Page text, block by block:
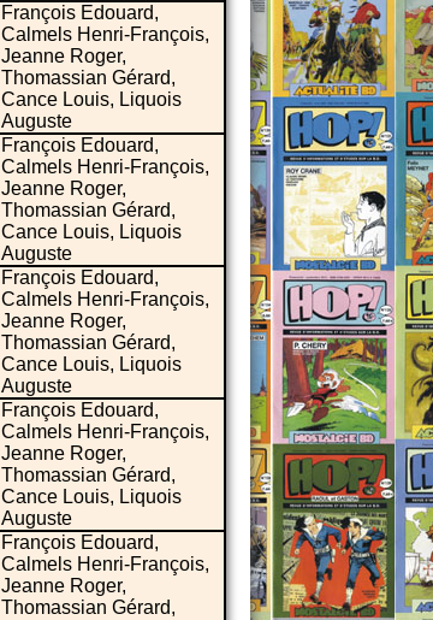
François Edouard,
Calmels Henri-François,
Jeanne Roger,
Thomassian Gérard,
Cance Louis, Liquois
Auguste
François Edouard,
Calmels Henri-François,
Jeanne Roger,
Thomassian Gérard,
Cance Louis, Liquois
Auguste
François Edouard,
Calmels Henri-François,
Jeanne Roger,
Thomassian Gérard,
Cance Louis, Liquois
Auguste
François Edouard,
Calmels Henri-François,
Jeanne Roger,
Thomassian Gérard,
Cance Louis, Liquois
Auguste
François Edouard,
Calmels Henri-François,
Jeanne Roger,
Thomassian Gérard,